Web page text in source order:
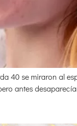
40 se miraron al
antes